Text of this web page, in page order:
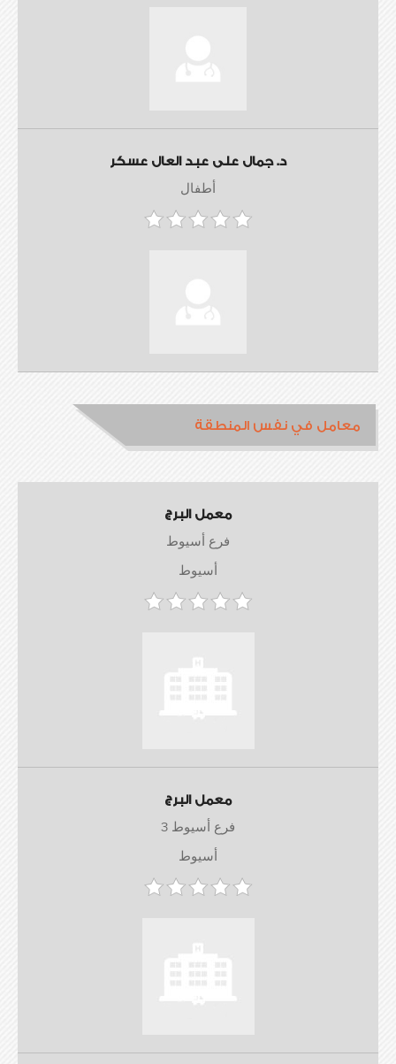
د. جمال على عبد العال عسكر
أطفال
معامل في نفس المنطقة
معمل البرج
فرع أسيوط
أسيوط
معمل البرج
فرع أسيوط 3
أسيوط